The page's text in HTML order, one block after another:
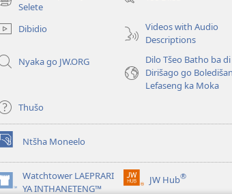
Selete
Dibidio
Videos with Audio
Descriptions
Nyaka go JW.ORG
Dilo Tšeo Batho ba di
Dirišago go
Lefaseng ka Moka
Thušo
Ntšha Moneelo
Watchtower LAEPRARI
YA INTHANETENG™
JW Hub®
(opens